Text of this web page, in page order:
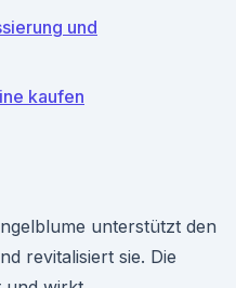
und
kaufen
unterstützt den
revitalisiert sie. Die